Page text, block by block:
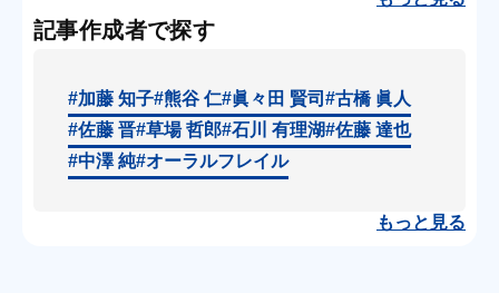
記事作成者で探す
#加藤 知子#熊谷 仁#眞々田 賢司 #古橋 眞人
#佐藤 晋#草場 哲郎#石川 有理湖#佐藤 達也
#中澤 純#オーラルフレイル
もっと見る